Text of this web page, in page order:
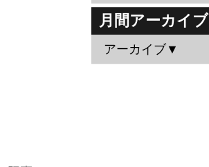
月間アーカイブ
アーカイブ▼